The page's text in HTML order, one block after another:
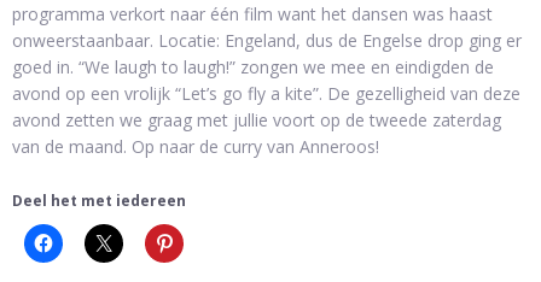
programma verkort naar één film want het dansen was haast
onweerstaanbaar. Locatie: Engeland, dus de Engelse drop ging er
goed in. “We laugh to laugh!” zongen we mee en eindigden de
avond op een vrolijk “Let’s go fly a kite”. De gezelligheid van deze
avond zetten we graag met jullie voort op de tweede zaterdag
van de maand. Op naar de curry van Anneroos!
Deel het met iedereen